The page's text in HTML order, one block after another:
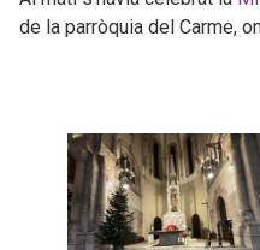
de la parròquia del Carme,